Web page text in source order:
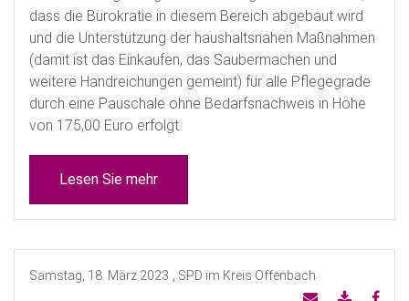
dass die Bürokratie in diesem Bereich abgebaut wird
und die Unterstützung der haushaltsnahen Maßnahmen
(damit ist das Einkaufen, das Saubermachen und
weitere Handreichungen gemeint) für alle Pflegegrade
durch eine Pauschale ohne Bedarfsnachweis in Höhe
von 175,00 Euro erfolgt.
Lesen Sie mehr
Samstag, 18. März 2023 , SPD im Kreis Offenbach